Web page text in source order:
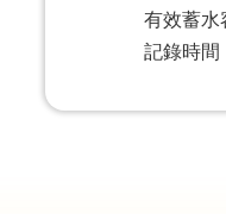
有效蓄水
記錄時間